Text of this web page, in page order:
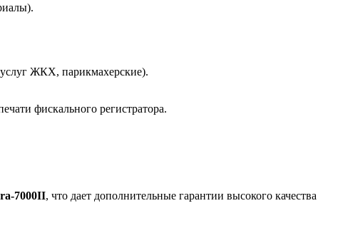
ЖКХ, парикмахерские).
фискального регистратора.
7000II, что дает дополнительные гарантии высокого качества